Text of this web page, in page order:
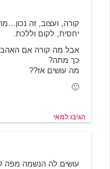
קורה, ועצוב, זה
יחסית, לקום וללכת.
אבל מה קורה אם
כך מתה?
מה עושים אז??
🙁
הגיבו למאי
עושים לה הנשמה מפה